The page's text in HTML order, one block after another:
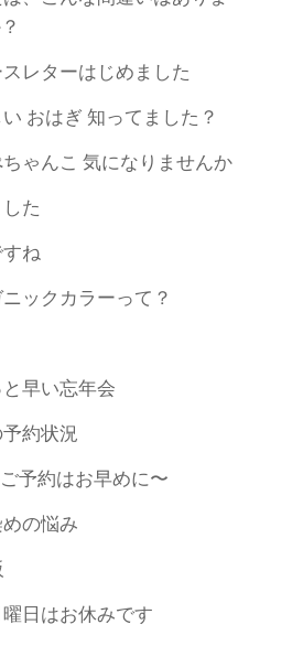
レターはじめました
おはぎ 知ってました？
ゃんこ 気になりませんか？
た
ね
ックカラーって？
早い忘年会
約状況
予約はお早めに〜
の悩み
日はお休みです